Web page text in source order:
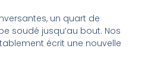
un quart de
soudé jusqu’au bout. Nos
écrit une nouvelle